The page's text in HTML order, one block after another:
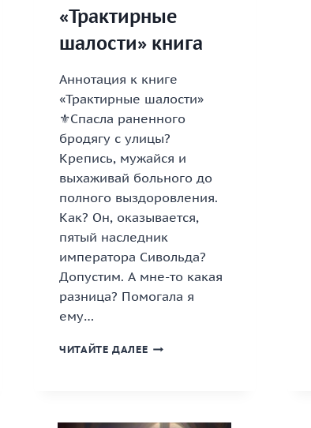
«Трактирные
шалости» книга
Аннотация к книге
«Трактирные шалости»
⚜️Спасла раненного
бродягу с улицы?
Крепись, мужайся и
выхаживай больного до
полного выздоровления.
Как? Он, оказывается,
пятый наследник
императора Сивольда?
Допустим. А мне-то какая
разница? Помогала я
ему…
ЧИТАЙТЕ ДАЛЕЕ «ТРАКТИРНЫЕ